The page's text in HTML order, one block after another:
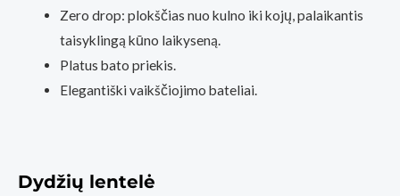
Zero drop: plokščias nuo kulno iki kojų, palaikantis
taisyklingą kūno laikyseną.
Platus bato priekis.
Elegantiški vaikščiojimo bateliai.
Dydžių lentelė